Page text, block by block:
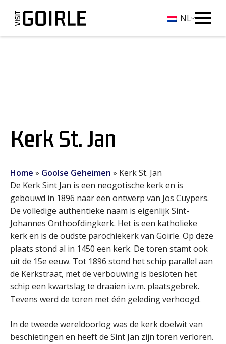
NL
Kerk St. Jan
Home » Goolse Geheimen » Kerk St. Jan
De Kerk Sint Jan is een neogotische kerk en is
gebouwd in 1896 naar een ontwerp van Jos Cuypers.
De volledige authentieke naam is eigenlijk Sint-
Johannes Onthoofdingkerk. Het is een katholieke
kerk en is de oudste parochiekerk van Goirle. Op deze
plaats stond al in 1450 een kerk. De toren stamt ook
uit de 15e eeuw. Tot 1896 stond het schip parallel aan
de Kerkstraat, met de verbouwing is besloten het
schip een kwartslag te draaien i.v.m. plaatsgebrek.
Tevens werd de toren met één geleding verhoogd.
In de tweede wereldoorlog was de kerk doelwit van
beschietingen en heeft de Sint Jan zijn toren verloren.